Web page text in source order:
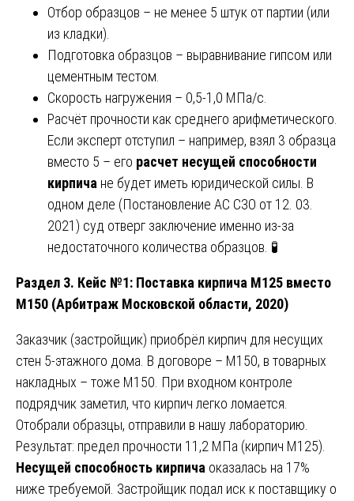
Отбор образцов – не менее 5 штук от партии (или
из кладки).
Подготовка образцов – выравнивание гипсом или
цементным тестом.
Скорость нагружения – 0,5-1,0 МПа/с.
Расчёт прочности как среднего арифметического.
Если эксперт отступил – например, взял 3 образца
вместо 5 – его расчет несущей способности
кирпича не будет иметь юридической силы. В
одном деле (Постановление АС СЗО от 12. 03.
2021) суд отверг заключение именно из-за
недостаточного количества образцов. 🧪
Раздел 3. Кейс №1: Поставка кирпича М125 вместо
М150 (Арбитраж Московской области, 2020)
Заказчик (застройщик) приобрёл кирпич для несущих
стен 5-этажного дома. В договоре – М150, в товарных
накладных – тоже М150. При входном контроле
подрядчик заметил, что кирпич легко ломается.
Отобрали образцы, отправили в нашу лабораторию.
Результат: предел прочности 11,2 МПа (кирпич М125).
Несущей способность кирпича оказалась на 17%
ниже требуемой. Застройщик подал иск к поставщику о